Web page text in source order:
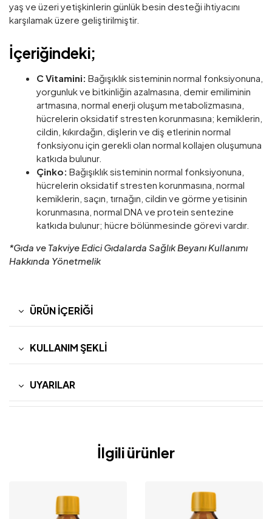
yaş ve üzeri yetişkinlerin günlük besin desteği ihtiyacını
karşılamak üzere geliştirilmiştir.
İçeriğindeki;
C Vitamini: Bağışıklık sisteminin normal fonksiyonuna,
yorgunluk ve bitkinliğin azalmasına, demir emiliminin
artmasına, normal enerji oluşum metabolizmasına,
hücrelerin oksidatif stresten korunmasına; kemiklerin,
cildin, kıkırdağın, dişlerin ve diş etlerinin normal
fonksiyonu için gerekli olan normal kollajen oluşumuna
katkıda bulunur.
Çinko: Bağışıklık sisteminin normal fonksiyonuna,
hücrelerin oksidatif stresten korunmasına, normal
kemiklerin, saçın, tırnağın, cildin ve görme yetisinin
korunmasına, normal DNA ve protein sentezine
katkıda bulunur; hücre bölünmesinde görevi vardır.
*Gıda ve Takviye Edici Gıdalarda Sağlık Beyanı Kullanımı
Hakkında Yönetmelik
ÜRÜN İÇERIĞI
KULLANIM ŞEKLI
UYARILAR
İlgili ürünler